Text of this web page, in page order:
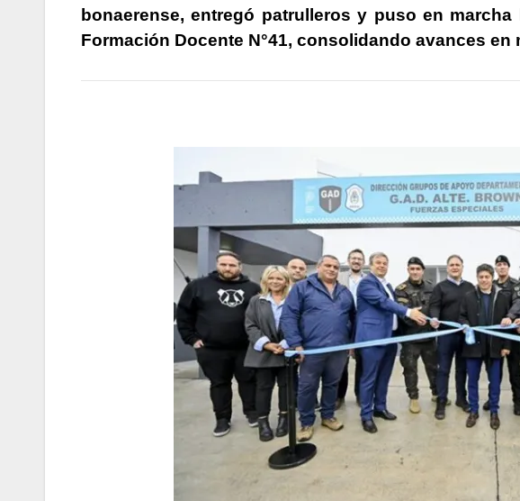
A
p
a b
o
e
g
k dI
ar
bonaerense, entregó patrulleros y puso en
Formación Docente N°41, consolidando avances